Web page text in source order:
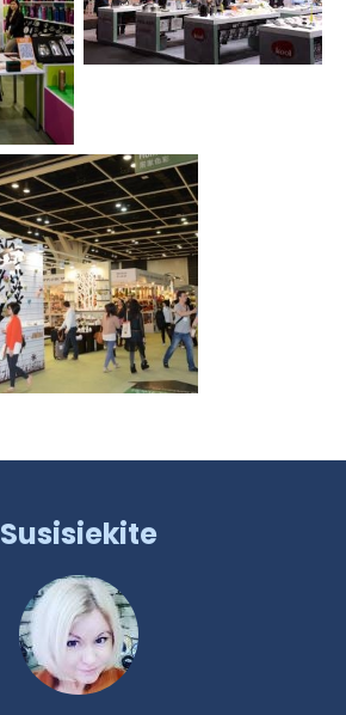
Susisiekite